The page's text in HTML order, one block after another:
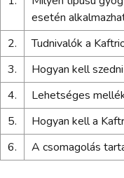
esetén
2.
Tudnivalók a
3.
Hogyan kell
4.
Lehetséges
5.
Hogyan kell a
6.
A csomagolás